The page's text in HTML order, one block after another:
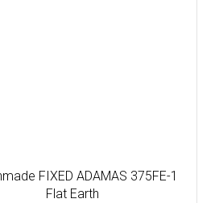
FIXED ADAMAS 375FE-1
Flat Earth